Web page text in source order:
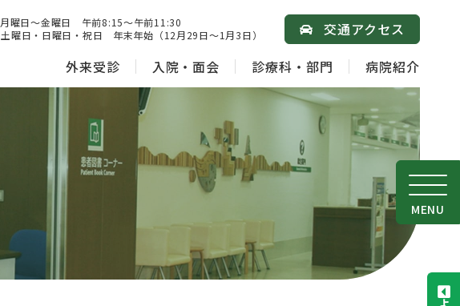
月曜日～金曜日 午前8:15～午前11:30
土曜日・日曜日・祝日 年末年始（12月29日～1月3日）
交通アクセス
外来受診
入院・面会 診療科・部門 病院紹介
MENU